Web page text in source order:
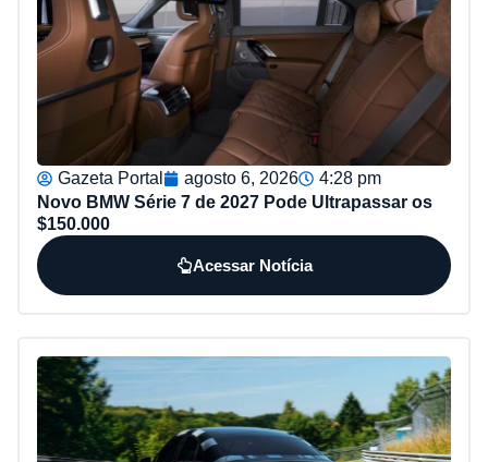
Gazeta Portal agosto 6, 2026
4:28 pm
Novo BMW Série 7 de 2027 Pode Ultrapassar os
$150.000
Acessar Notícia